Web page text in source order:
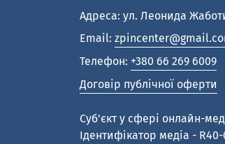
Адреса: ул. Леонида
Email:
Телефон: +380 66 269 6009
Договір публічної оферти
Cуб'єкт у сфері онлайн-
Ідентифікатор медіа - R40-